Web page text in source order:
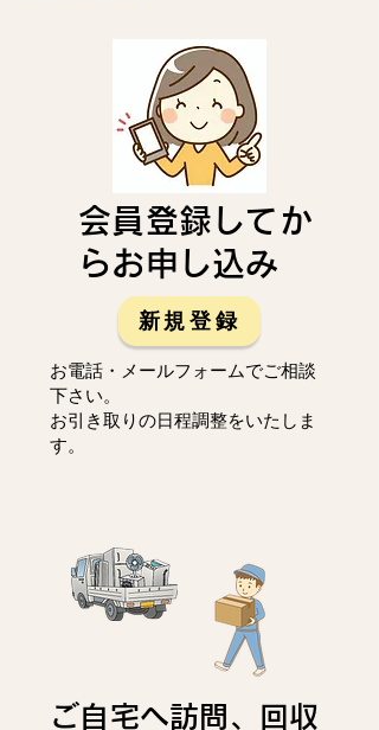
会員登録してか
らお申し込み
新規登録
お電話・メールフォームでご相談
下さい。
お引き取りの日程調整をいたしま
す。
ご自宅へ訪問、回収